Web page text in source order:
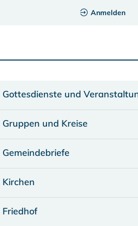
Anmelden
Gottesdienste und
Gruppen und Kreise
Gemeindebriefe
Kirchen
Friedhof